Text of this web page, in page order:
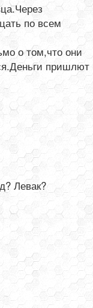
по всем
о том,что они
пришлют
Левак?